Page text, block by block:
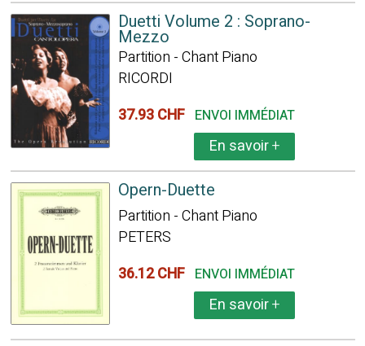
Duetti Volume 2 : Soprano-
Mezzo
Partition - Chant Piano
RICORDI
37.93 CHF ENVOI IMMÉDIAT
En savoir+
Opern-Duette
Partition - Chant Piano
PETERS
36.12 CHF ENVOI IMMÉDIAT
En savoir+